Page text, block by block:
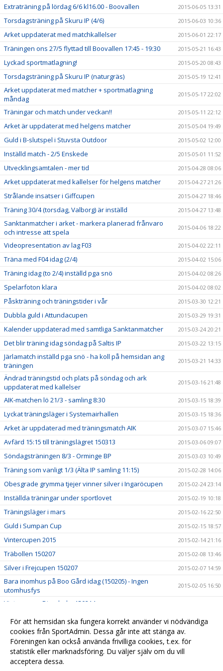
Extraträning på lördag 6/6 kl16.00 - Boovallen 2015-06-05 13:31
Torsdagsträning på Skuru IP (4/6) 2015-06-03 10:36
Arket uppdaterat med matchkallelser 2015-06-01 22:17
Träningen ons 27/5 flyttad till Boovallen 17:45 - 19:30 2015-05-21 16:43
Lyckad sportmatlagning! 2015-05-20 08:43
Torsdagsträning på Skuru IP (naturgräs) 2015-05-19 12:41
Arket uppdaterat med matcher + sportmatlagning
måndag
2015-05-17 22:02
Träningar och match under veckan!! 2015-05-11 22:12
Arket är uppdaterat med helgens matcher 2015-05-04 19:49
Guld i B-slutspel i Stuvsta Outdoor 2015-05-02 12:00
Inställd match - 2/5 Enskede 2015-05-01 11:52
Utvecklingsamtalen - mer tid 2015-04-28 08:06
Arket uppdaterat med kallelser för helgens matcher 2015-04-27 21:26
Strålande insatser i Giffcupen 2015-04-27 18:46
Träning 30/4 (torsdag, Valborg) är inställd 2015-04-27 13:48
Sanktanmatcher i arket - markera planerad frånvaro
och intresse att spela
2015-04-06 18:22
Videopresentation av lag F03 2015-04-02 22:11
Träna med F04 idag (2/4) 2015-04-02 15:06
Träning idag (to 2/4) inställd pga snö 2015-04-02 08:26
Spelarfoton klara 2015-04-02 08:02
Påskträning och träningstider i vår 2015-03-30 12:21
Dubbla guld i Attundacupen 2015-03-29 19:31
Kalender uppdaterad med samtliga Sanktanmatcher 2015-03-24 20:21
Det blir träning idag söndag på Saltis IP 2015-03-22 13:15
Järlamatch inställd pga snö - ha koll på hemsidan ang
träningen
2015-03-21 14:33
Ändrad träningstid och plats på söndag och ark
uppdaterat med kallelser
2015-03-16 21:48
AIK-matchen lö 21/3 - samling 8:30 2015-03-15 18:39
Lyckat träningsläger i Systemairhallen 2015-03-15 18:36
Arket är uppdaterad med träningsmatch AIK 2015-03-07 15:46
Avfärd 15:15 till träningslägret 150313 2015-03-06 09:07
Söndagsträningen 8/3 - Orminge BP 2015-03-03 10:49
Träning som vanligt 1/3 (Älta IP samling 11:15) 2015-02-28 14:06
Obesgrade grymma tjejer vinner silver i Ingaröcupen 2015-02-24 23:14
Inställda träningar under sportlovet 2015-02-19 10:18
Träningsläger i mars 2015-02-16 22:50
Guld i Sumpan Cup 2015-02-15 18:57
Vintercupen 2015 2015-02-14 21:16
Träbollen 150207 2015-02-08 13:46
Silver i Frejcupen 150207 2015-02-07 14:59
Bara inomhus på Boo Gård idag (150205) - Ingen
utomhusfys
2015-02-05 16:50
Vintercupen Djursholm 150214
Sanktan 2015 - Serieindelning är klar 2015-02-04 08:36
Cup Träbollen, Ekerö 150207 18:30 2015-02-03 12:00
Aktuell snöstatus för fotbollsplanerna 2015-01-27 13:35
För att hemsidan ska fungera korrekt använder vi nödvändiga
cookies från SportAdmin. Dessa går inte att stänga av.
Föreningen kan också använda frivilliga cookies, t.ex. för
statistik eller marknadsföring. Du väljer själv om du vill
acceptera dessa.